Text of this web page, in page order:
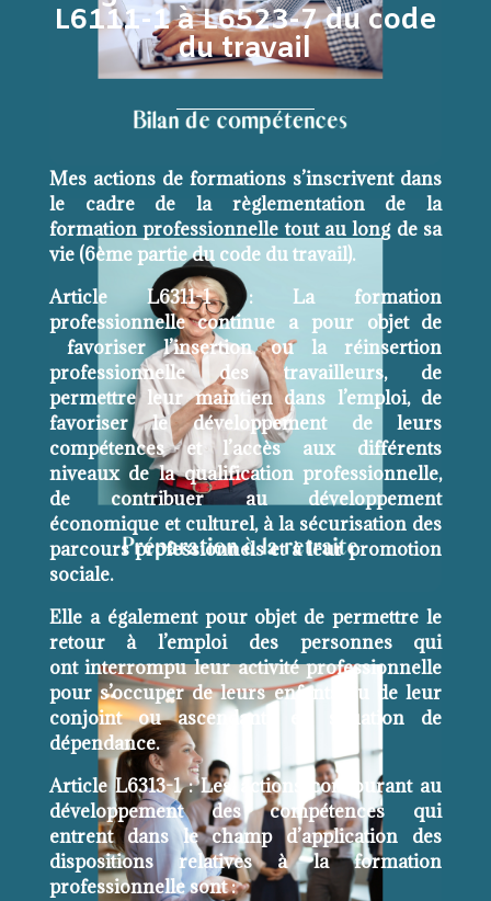
L6111-1 à L6523-7 du code
du travail
Mes actions de formations s’inscrivent dans
le cadre de la règlementation de la
formation professionnelle tout au long de sa
vie (6ème partie du code du travail).
Article L6311-1 : La formation
professionnelle continue a pour objet de
favoriser l’insertion ou la réinsertion
professionnelle des travailleurs, de
permettre leur maintien dans l’emploi, de
favoriser le développement de leurs
compétences et l’accès aux différents
niveaux de la qualification professionnelle,
de contribuer au développement
économique et culturel, à la sécurisation des
parcours professionnels et à leur promotion
sociale.
Elle a également pour objet de permettre le
retour à l’emploi des personnes qui
ont interrompu leur activité professionnelle
pour s’occuper de leurs enfants ou de leur
conjoint ou ascendants en situation de
dépendance.
Article L6313-1 : Les actions concourant au
développement des compétences qui
entrent dans le champ d’application des
dispositions relatives à la formation
professionnelle sont :